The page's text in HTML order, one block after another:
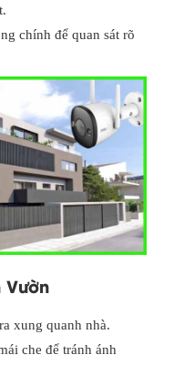
chính để quan sát rõ
Vườn
xung quanh nhà.
che để tránh ánh